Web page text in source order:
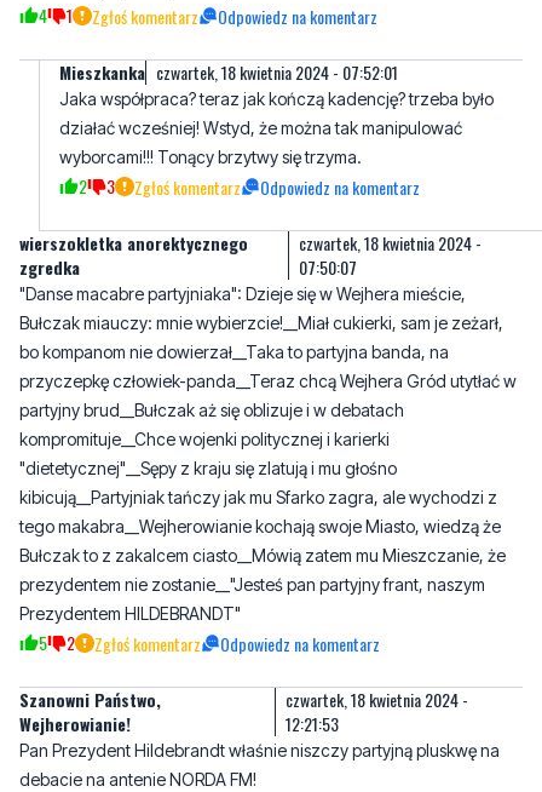
4 1 Zgłoś komentarz Odpowiedz na komentarz
Mieszkanka czwartek, 18 kwietnia 2024 - 07:52:01
Jaka współpraca? teraz jak kończą kadencję? trzeba było
działać wcześniej! Wstyd, że można tak manipulować
wyborcami!!! Tonący brzytwy się trzyma.
2 3 Zgłoś komentarz Odpowiedz na komentarz
wierszokletka anorektycznego
zgredka
czwartek, 18 kwietnia 2024 -
07:50:07
"Danse macabre partyjniaka": Dzieje się w Wejhera mieście,
Bułczak miauczy: mnie wybierzcie!__Miał cukierki, sam je zeżarł,
bo kompanom nie dowierzał__Taka to partyjna banda, na
przyczepkę człowiek-panda__Teraz chcą Wejhera Gród utytłać w
partyjny brud__Bułczak aż się oblizuje i w debatach
kompromituje__Chce wojenki politycznej i karierki
"dietetycznej"__Sępy z kraju się zlatują i mu głośno
kibicują__Partyjniak tańczy jak mu Sfarko zagra, ale wychodzi z
tego makabra__Wejherowianie kochają swoje Miasto, wiedzą że
Bułczak to z zakalcem ciasto__Mówią zatem mu Mieszczanie, że
prezydentem nie zostanie__"Jesteś pan partyjny frant, naszym
Prezydentem HILDEBRANDT"
5 2 Zgłoś komentarz Odpowiedz na komentarz
Szanowni Państwo,
Wejherowianie!
czwartek, 18 kwietnia 2024 -
12:21:53
Pan Prezydent Hildebrandt właśnie niszczy partyjną pluskwę na
debacie na antenie NORDA FM!